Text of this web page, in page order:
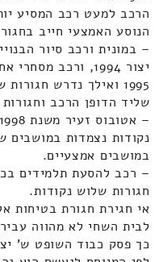
הרכב למעט רכב המסיע
הנוסע האמצעי חייב
– במונית ורכב סיור
יצור 1994, ורכב
1995 ואילך נדרש
שליד הדופן הרכב
נקודות נצמדות במושבים
במושבים אמצעיים.
– רכב להסעת תלמידים
חגורות שלוש נקודות.
אי חגירת חגורת בטיחות
לבית השחי לא מהווה
כך פסק כבוד השופט ש'